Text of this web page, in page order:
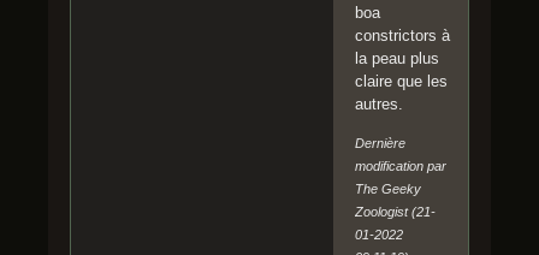
boa
constrictors à
la peau plus
claire que les
autres.
Dernière
modification par
The Geeky
Zoologist (21-
01-2022